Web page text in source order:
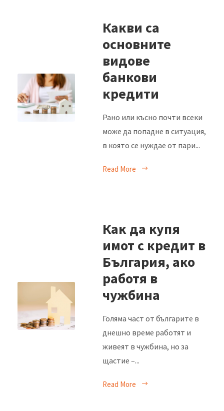
Какви са
основните
видове
банкови
кредити
Рано или късно почти всеки
може да попадне в ситуация,
в която се нуждае от пари...
Read More
Как да купя
имот с кредит в
България, ако
работя в
чужбина
Голяма част от българите в
днешно време работят и
живеят в чужбина, но за
щастие –...
Read More